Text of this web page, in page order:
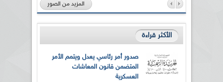
المزيد من الصور
الأكثر قراءة
صدور أمر رئاسي يعدل ويتمم الأمر
المتضمن قانون المعاشات
العسكرية